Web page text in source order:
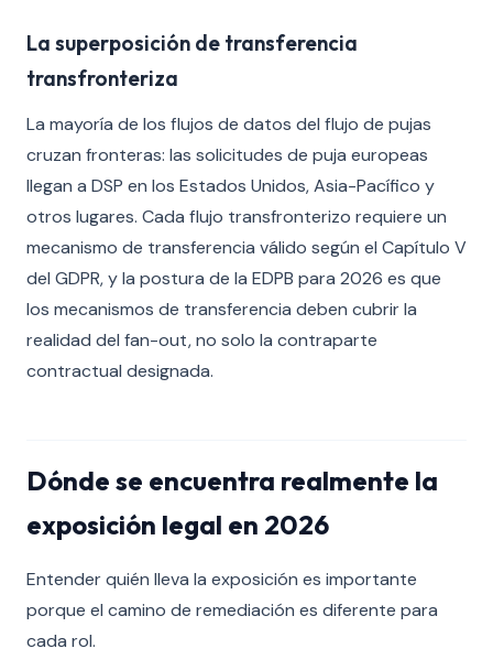
La superposición de transferencia
transfronteriza
La mayoría de los flujos de datos del flujo de pujas
cruzan fronteras: las solicitudes de puja europeas
llegan a DSP en los Estados Unidos, Asia-Pacífico y
otros lugares. Cada flujo transfronterizo requiere un
mecanismo de transferencia válido según el Capítulo V
del GDPR, y la postura de la EDPB para 2026 es que
los mecanismos de transferencia deben cubrir la
realidad del fan-out, no solo la contraparte
contractual designada.
Dónde se encuentra realmente la
exposición legal en 2026
Entender quién lleva la exposición es importante
porque el camino de remediación es diferente para
cada rol.